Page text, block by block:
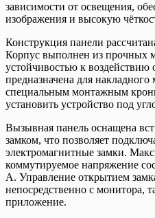
зависимости от освещения,
изображения и высокую
Конструкция панели
Корпус выполнен из прочных
устойчивостью к
предназначена для
специальным монтажным
установить устройство под
Вызывная панель оснащена
замком, что позволяет
электромагнитные замки.
коммутируемое напряжение
А. Управление открытием
непосредственно с монитора,
приложение.